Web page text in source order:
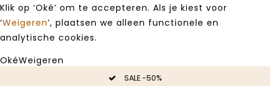
Klik op ‘Oké’ om te accepteren. Als je kiest voor
‘Weigeren’, plaatsen we alleen functionele en
analytische cookies.
OkéWeigeren
SALE -50%